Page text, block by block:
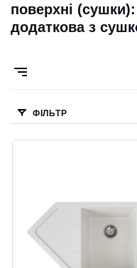
поверхні
додаткова з
ФІЛЬТР